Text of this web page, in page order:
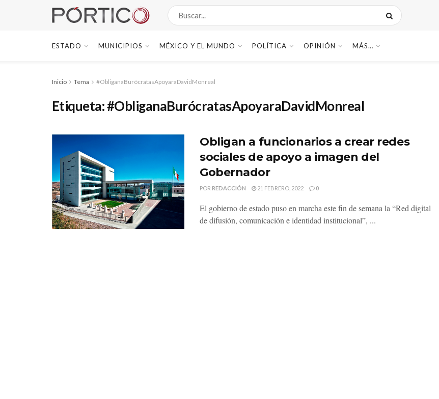
ESTADO MUNICIPIOS MÉXICO Y EL MUNDO POLÍTICA OPINIÓN MÁS…
Inicio Tema #ObliganaBurócratasApoyaraDavidMonreal
Etiqueta:#ObliganaBurócratasApoyaraDavidMonreal
Obligan a funcionarios a crear redes
sociales de apoyo a imagen del
Gobernador
POR REDACCIÓN 21 FEBRERO, 2022 0
El gobierno de estado puso en marcha este fin de semana la “Red digital
de difusión, comunicación e identidad institucional”, ...